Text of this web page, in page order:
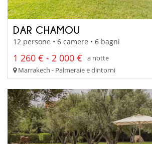
DAR CHAMOU
12 persone • 6 camere • 6 bagni
1 260 € - 2 000 €
a notte
Marrakech - Palmeraie e dintorni